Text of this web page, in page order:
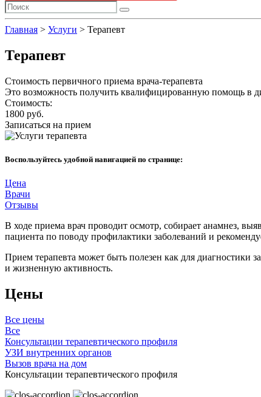
Главная > Услуги > Терапевт
Терапевт
Стоимость первичного приема врача-терапевта
Это возможность получить квалифицированную помощь в
Стоимость:
1800 руб.
Записаться на прием
Воспользуйтесь удобной навигацией по странице:
Цена
Врачи
Отзывы
В ходе приема врач проводит осмотр, собирает анамнез,
пациента по поводу профилактики заболеваний и
Прием терапевта может быть полезен как для диагностики
и жизненную активность.
Цены
Все цены
Все
Консультации терапевтического профиля
УЗИ внутренних органов
Вызов врача на дом
Консультации терапевтического профиля